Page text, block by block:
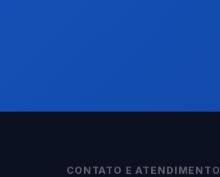
CONTATO E ATENDIMENTO